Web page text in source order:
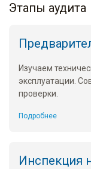
Этапы аудита
Изучаем
эксплуатации.
проверки.
Подробнее
Инспекция